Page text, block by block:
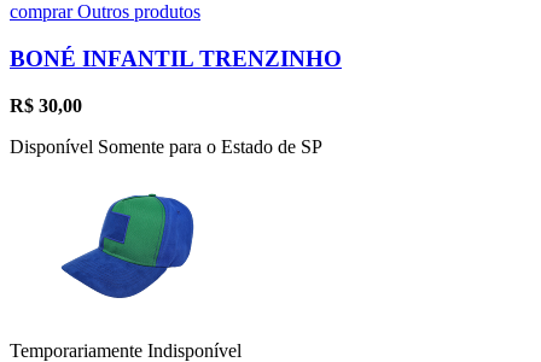
comprarOutros produtos
BONÉ INFANTIL TRENZINHO
R$ 30,00
Disponível Somente para o Estado de SP
Temporariamente Indisponível